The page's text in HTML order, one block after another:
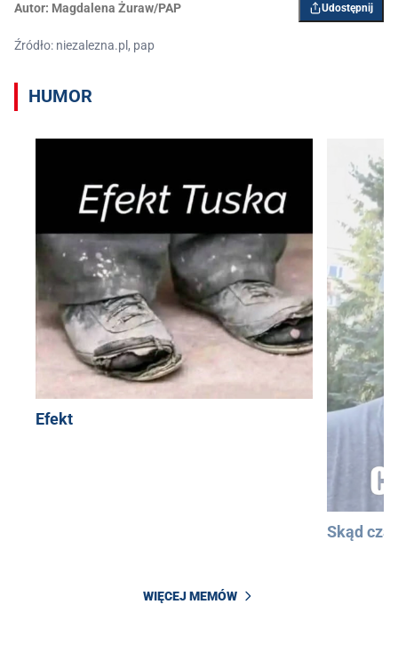
Autor: Magdalena Żuraw/PAP Udostępnij
Źródło: niezalezna.pl, pap
HUMOR
Efekt
Skąd
WIĘCEJ MEMÓW